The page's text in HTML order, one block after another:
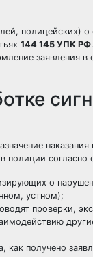
полицейских)
144 145 УПК РФ
заявления в
полиции согласно
о
устном);
проверки,
как получено